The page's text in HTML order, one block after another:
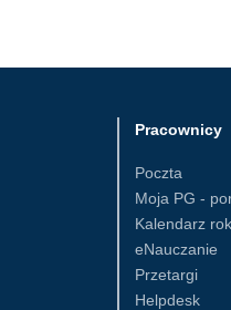
Pracownicy
Poczta
Moja PG -
Kalendarz
eNauczanie
Przetargi
Helpdesk